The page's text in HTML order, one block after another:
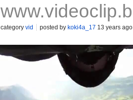
category vid posted by koki4a_17 13 years ago